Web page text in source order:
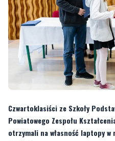
Czwartoklasiści ze Szkoły
Powiatowego Zespołu
ucznia”.
Łącznie 31 przenośnych komputerów
wspomogą proces kształcenia i